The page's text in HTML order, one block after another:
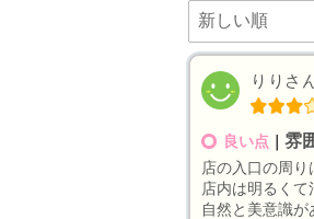
りりさ
良い点 ｜ 雰
店の入口の周り
店内は明るくて
自然と美意識が